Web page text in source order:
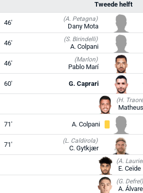
Tweede helft
46' (A. Petagna)
Dany Mota
46' (S. Birindelli)
A. Colpani
46' (Marlon)
Pablo Marí
60' G. Caprari
(H.
71' A. Colpani
71' (L. Caldirola)
C. Gytkjær
(A.
E. Ceïde
(G. Defrel)
A.